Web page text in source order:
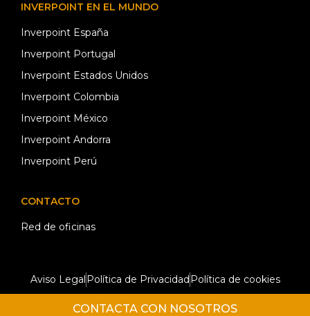
INVERPOINT EN EL MUNDO
Inverpoint España
Inverpoint Portugal
Inverpoint Estados Unidos
Inverpoint Colombia
Inverpoint México
Inverpoint Andorra
Inverpoint Perú
CONTACTO
Red de oficinas
Aviso LegalPolítica de PrivacidadPolítica de cookies
CONTACTA CON NOSOTROS